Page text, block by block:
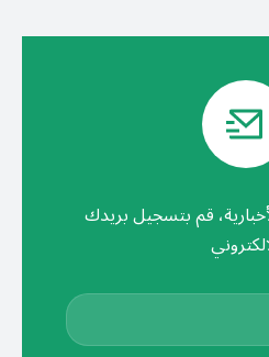
قم بتسجيل بريدك